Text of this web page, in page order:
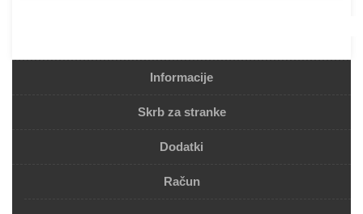
Informacije
Skrb za stranke
Dodatki
Račun